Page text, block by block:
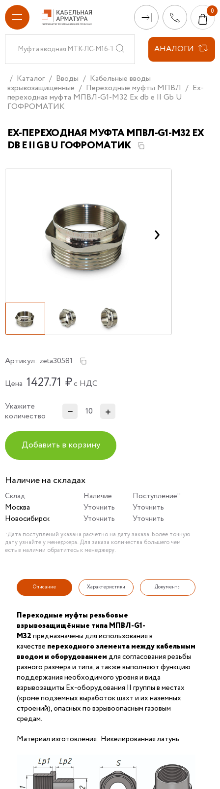
АНАЛОГИ
Каталог Вводы
Кабельные вводы
взрывозащищенные
Переходные муфты МПВЛ
Ex-
переходная муфта МПВЛ-G1-М32 Ех db e II Gb U
ГОФРОМАТИК
EX-ПЕРЕХОДНАЯ МУФТА МПВЛ-G1-М32 ЕХ
DB E II GB U ГОФРОМАТИК
Артикул: zeta30581
Цена 1427.71 ₽с НДС
Укажите
количество
Добавить в корзину
Наличие на складах
Склад Наличие
Поступление*
Москва
Уточнить
Уточнить
Новосибирск
Уточнить Уточнить
*Дата поступлений указана расчетно на дату заказа. Более точную
дату узнайте у менеджера. Для заказа количества большего чем
есть в наличии обратитесь к менеджеру.
Описание Характеристики Документы
Переходные муфты резьбовые
взрывозащищённые типа МПВЛ-G1-
М32предназначены для использования в
качестве переходного элемента между кабельным
вводом и оборудованиемдля согласования резьбы
разного размера и типа, а также выполняют функцию
поддержания необходимого уровня и вида
взрывозащиты Ex-оборудования II группы в местах
(кроме подземных выработок шахт и их наземных
строений), опасных по взрывоопасным газовым
средам.
Материал изготовления: Никелированная латунь